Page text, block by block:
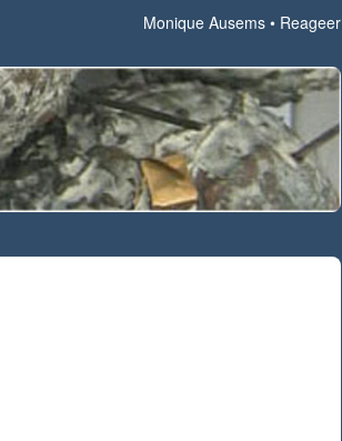
Monique Ausems Reageer